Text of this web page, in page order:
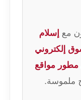
مع إسلام
إلكتروني
مطور مواقع
ملموسة.